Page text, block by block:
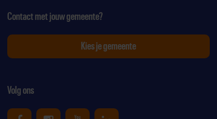
Volg ons
Contact met jouw gemeente?
Kies je gemeente